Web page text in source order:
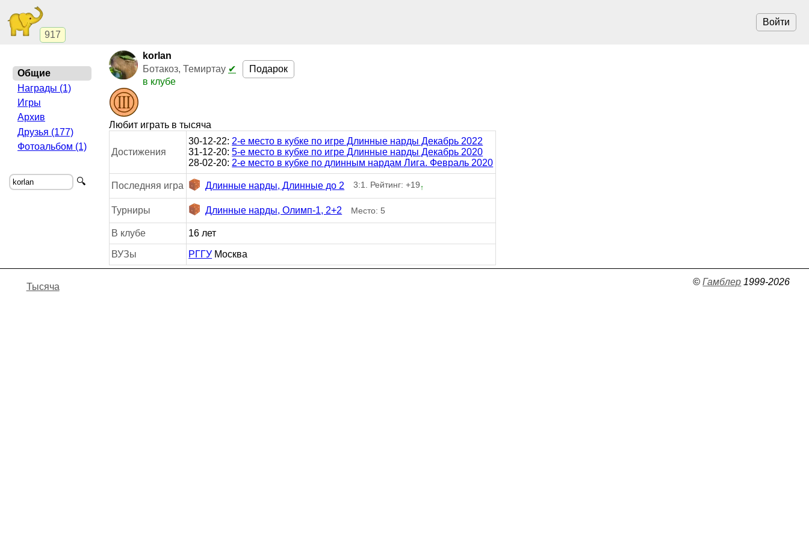
917
Войти
korlan
Ботакоз, Темиртау ✔
в клубе
Подарок
Любит играть в тысяча
Достижения
30-12-22: 2-е место в кубке по игре Длинные нарды Декабрь 2022
31-12-20:5-е место в кубке по игре Длинные нарды Декабрь 2020
28-02-20: 2-е место в кубке по длинным нардам Лига. Февраль 2020
Последняя игра Длинные нарды, Длинные до 2 3:1. Рейтинг: +19↑
Турниры Длинные нарды, Олимп-1, 2+2 Место: 5
В клубе 16 лет
ВУЗы РГГУ Москва
Общие
Награды (1)
Игры
Архив
Друзья (177)
Фотоальбом (1)
🔍
Тысяча ©Гамблер 1999-2026